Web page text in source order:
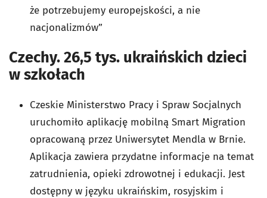
że potrzebujemy europejskości, a nie
nacjonalizmów”
Czechy. 26,5 tys. ukraińskich dzieci
w szkołach
Czeskie Ministerstwo Pracy i Spraw Socjalnych
uruchomiło aplikację mobilną Smart Migration
opracowaną przez Uniwersytet Mendla w Brnie.
Aplikacja zawiera przydatne informacje na temat
zatrudnienia, opieki zdrowotnej i edukacji. Jest
dostępny w języku ukraińskim, rosyjskim i